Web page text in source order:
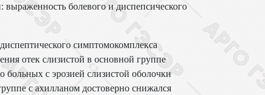
болевого и диспепсического
симптомокомплекса
отек слизистой в основной группе
больных с эрозией слизистой оболочки
с ахилланом достоверно снижался